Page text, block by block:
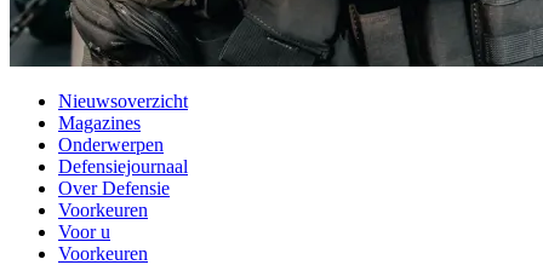
Nieuwsoverzicht
Magazines
Onderwerpen
Defensiejournaal
Over Defensie
Voorkeuren
Voor u
Voorkeuren